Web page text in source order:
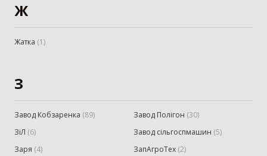
Ж
Жатка (1)
З
Завод Кобзаренка (89) Завод Полігон (30)
ЗіЛ (6) Завод сільгоспмашин (5)
Заря (4) ЗапАгроТех (2)